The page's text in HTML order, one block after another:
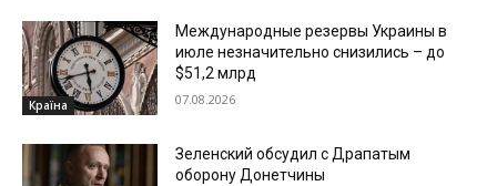
Країна
Международные резервы Украины в
июле незначительно снизились – до
$51,2 млрд
07.08.2026
Зеленский обсудил с Драпатым
оборону Донетчины